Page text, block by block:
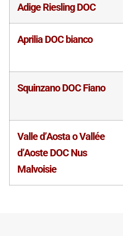
Adige Riesling DOC
Aprilia DOC bianco
Squinzano DOC Fiano
Valle d’Aosta o Vallée
d’Aoste DOC Nus
Malvoisie